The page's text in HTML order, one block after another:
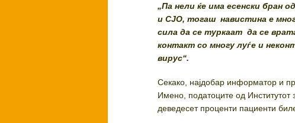
„Па нели ќе има есенски бран
и СЈО, тогаш навистина е
сила да се туркаат да се
контакт со многу луѓе и
вирус“.
Секако, најдобар информатор и
Имено, податоците од Институтот
деведесет проценти пациенти